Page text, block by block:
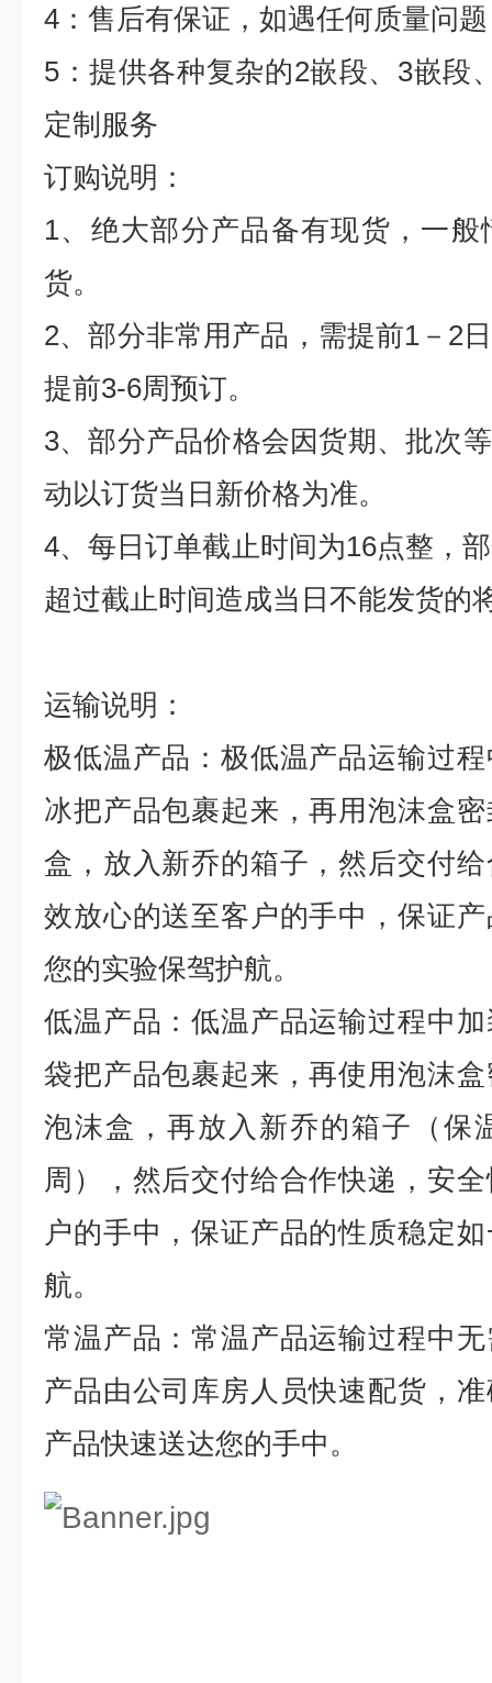
4 ：售后有保证，如遇任何质量问
5 ：提供各种复杂的2嵌段、 3嵌段
定制服务
订购说明：
1、绝大部分产品备有现货，一
货。
2、部分非常用产品，需提前1 － 2
提前3-6周预订。
3、部分产品价格会因货期、批次
动以订货当日新价格为准。
4、每日订单截止时间为16点整，
超过截止时间造成当日不能发货的
运输说明：
极低温产品：极低温产品运输过
冰把产品包裹起来，再用泡沫盒
盒，放入新乔的箱子，然后交付
效放心的送至客户的手中，保证
您的实验保驾护航。
低温产品：低温产品运输过程中
袋把产品包裹起来，再使用泡沫
泡沫盒，再放入新乔的箱子（保
周），然后交付给合作快递，安
户的手中，保证产品的性质稳定
航。
常温产品：常温产品运输过程中
产品由公司库房人员快速配货，
产品快速送达您的手中。